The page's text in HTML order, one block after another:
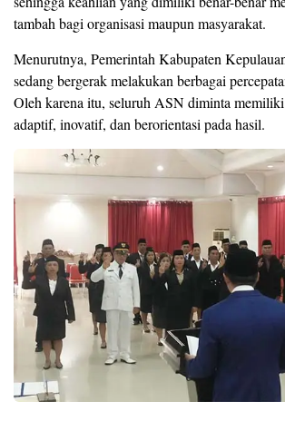
tambah bagi organisasi maupun masyarakat.
Menurutnya, Pemerintah Kabupaten
sedang bergerak melakukan berbagai
Oleh karena itu, seluruh ASN diminta
adaptif, inovatif, dan berorientasi pada hasil.